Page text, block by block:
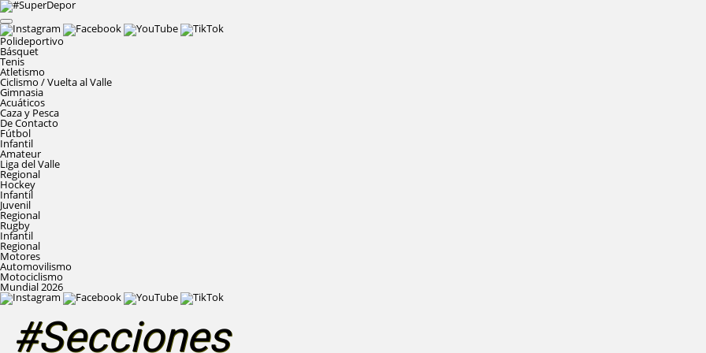
Polideportivo
Básquet
Tenis
Atletismo
Ciclismo / Vuelta al Valle
Gimnasia
Acuáticos
Caza y Pesca
De Contacto
Fútbol
Infantil
Amateur
Liga del Valle
Regional
Hockey
Infantil
Juvenil
Regional
Rugby
Infantil
Regional
Motores
Automovilismo
Motociclismo
Mundial 2026
#Secciones